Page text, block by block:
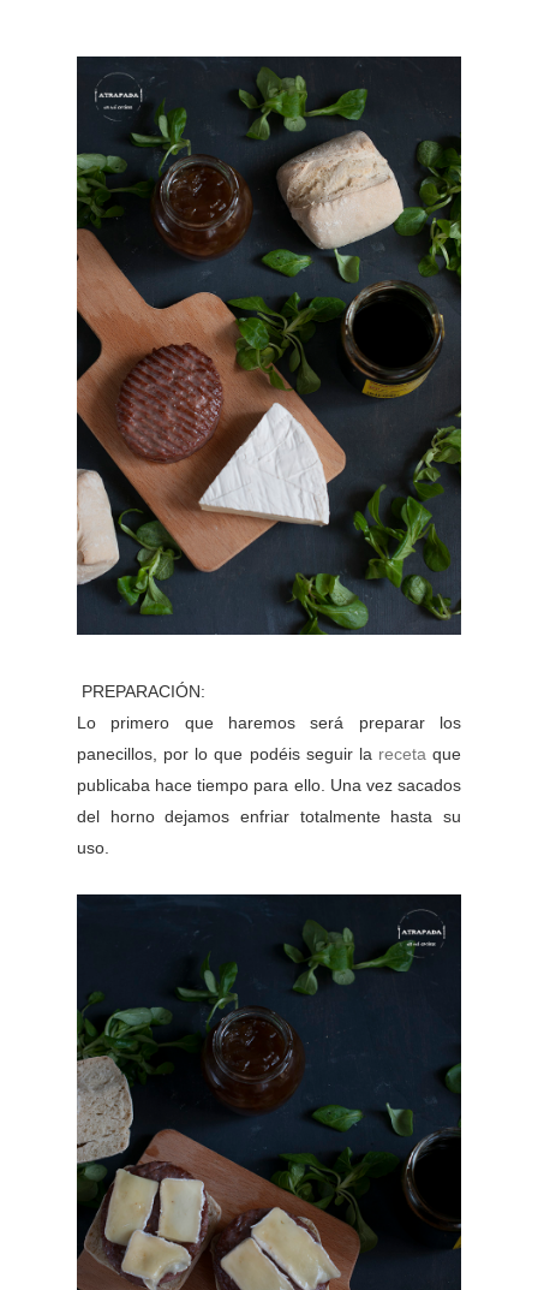
PREPARACIÓN:
Lo primero que haremos será preparar los
panecillos, por lo que podéis seguir la receta que
publicaba hace tiempo para ello. Una vez sacados
del horno dejamos enfriar totalmente hasta su
uso.